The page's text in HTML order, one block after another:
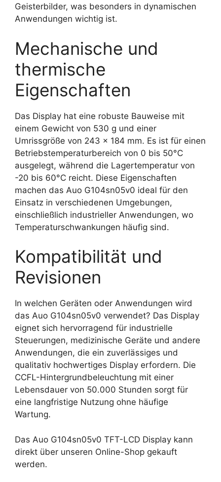
Geisterbilder, was besonders in dynamischen
Anwendungen wichtig ist.
Mechanische und
thermische
Eigenschaften
Das Display hat eine robuste Bauweise mit
einem Gewicht von 530 g und einer
Umrissgröße von 243 x 184 mm. Es ist für einen
Betriebstemperaturbereich von 0 bis 50°C
ausgelegt, während die Lagertemperatur von
-20 bis 60°C reicht. Diese Eigenschaften
machen das Auo G104sn05v0 ideal für den
Einsatz in verschiedenen Umgebungen,
einschließlich industrieller Anwendungen, wo
Temperaturschwankungen häufig sind.
Kompatibilität und
Revisionen
In welchen Geräten oder Anwendungen wird
das Auo G104sn05v0 verwendet? Das Display
eignet sich hervorragend für industrielle
Steuerungen, medizinische Geräte und andere
Anwendungen, die ein zuverlässiges und
qualitativ hochwertiges Display erfordern. Die
CCFL-Hintergrundbeleuchtung mit einer
Lebensdauer von 50.000 Stunden sorgt für
eine langfristige Nutzung ohne häufige
Wartung.
Das Auo G104sn05v0 TFT-LCD Display kann
direkt über unseren Online-Shop gekauft
werden.